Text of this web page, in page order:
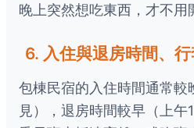
晚上突然想吃東西，才不用
6. 入住與退房時間、
包棟民宿的入住時間通常較
見），退房時間較早（上午